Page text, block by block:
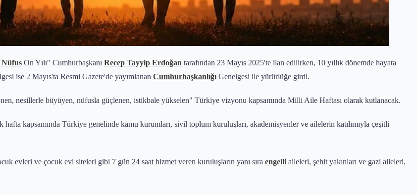
Nüfus On Yılı" Cumhurbaşkanı Recep Tayyip Erdoğan tarafından 23 Mayıs 2025'te ilan edilirken, 10 yıllık dönemde hayata
ise 2 Mayıs'ta Resmi Gazete'de yayımlanan Cumhurbaşkanlığı Genelgesi ile yürürlüğe girdi.
nesillerle büyüyen, nüfusla güçlenen, istikbale yükselen" Türkiye vizyonu kapsamında Milli Aile Haftası olarak kutlanacak.
hafta kapsamında Türkiye genelinde kamu kurumları, sivil toplum kuruluşları, akademisyenler ve ailelerin katılımıyla çeşitli
evleri ve çocuk evi siteleri gibi 7 gün 24 saat hizmet veren kuruluşların yanı sıra engelli aileleri, şehit yakınları ve gazi aileleri,